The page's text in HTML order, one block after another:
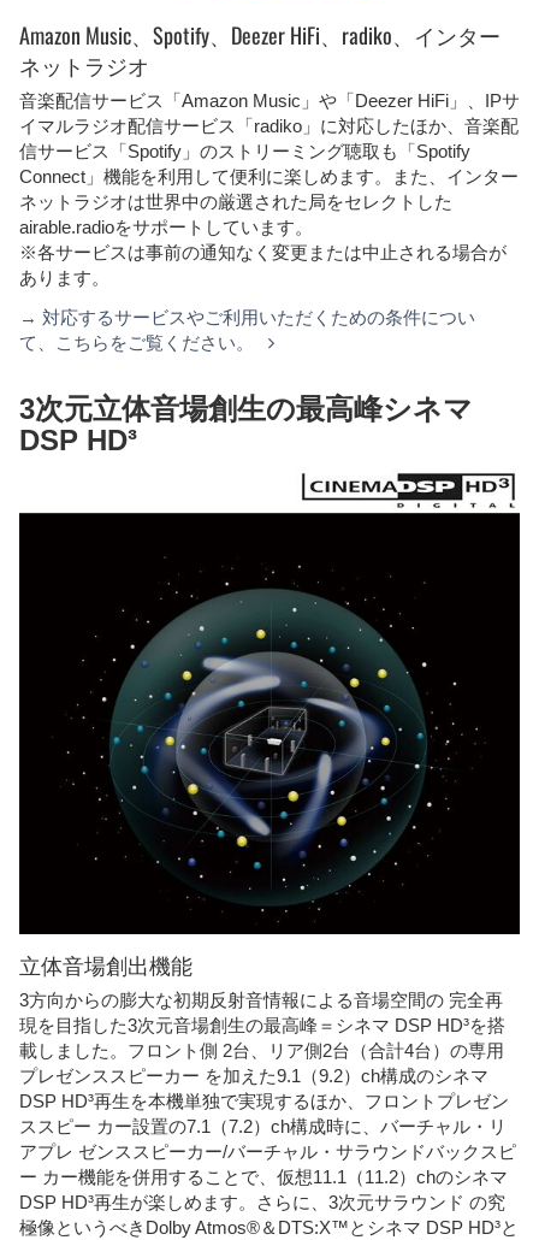
Amazon Music、Spotify、Deezer HiFi、radiko、インター
ネットラジオ
音楽配信サービス「Amazon Music」や「Deezer HiFi」、IPサ
イマルラジオ配信サービス「radiko」に対応したほか、音楽配
信サービス「Spotify」のストリーミング聴取も「Spotify
Connect」機能を利用して便利に楽しめます。また、インター
ネットラジオは世界中の厳選された局をセレクトした
airable.radioをサポートしています。
※各サービスは事前の通知なく変更または中止される場合が
あります。
→ 対応するサービスやご利用いただくための条件につい
て、こちらをご覧ください。
3次元立体音場創生の最高峰シネマ
DSP HD³
立体音場創出機能
3方向からの膨大な初期反射音情報による音場空間の 完全再
現を目指した3次元音場創生の最高峰＝シネマ DSP HD³を搭
載しました。フロント側 2台、リア側2台（合計4台）の専用
プレゼンススピーカー を加えた9.1（9.2）ch構成のシネマ
DSP HD³再生を本機単独で実現するほか、フロントプレゼン
ススピー カー設置の7.1（7.2）ch構成時に、バーチャル・リ
アプレ ゼンススピーカー/バーチャル・サラウンドバックスピ
ー カー機能を併用することで、仮想11.1（11.2）chのシネマ
DSP HD³再生が楽しめます。さらに、3次元サラウンド の究
極像というべきDolby Atmos®＆DTS:X™とシネマ DSP HD³と